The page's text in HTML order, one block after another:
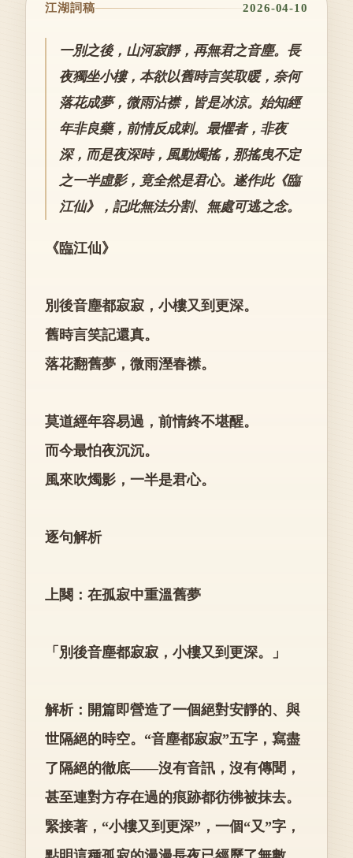
江湖詞稿 2026-04-10
一別之後，山河寂靜，再無君之音塵。長
夜獨坐小樓，本欲以舊時言笑取暖，奈何
落花成夢，微雨沾襟，皆是冰涼。始知經
年非良藥，前情反成刺。最懼者，非夜
深，而是夜深時，風動燭搖，那搖曳不定
之一半虛影，竟全然是君心。遂作此《臨
江仙》，記此無法分割、無處可逃之念。
《臨江仙》
別後音塵都寂寂，小樓又到更深。
舊時言笑記還真。
落花翻舊夢，微雨溼春襟。
莫道經年容易過，前情終不堪醒。
而今最怕夜沉沉。
風來吹燭影，一半是君心。
逐句解析
上闋：在孤寂中重溫舊夢
「別後音塵都寂寂，小樓又到更深。」
解析：開篇即營造了一個絕對安靜的、與
世隔絕的時空。“音塵都寂寂”五字，寫盡
了隔絕的徹底——沒有音訊，沒有傳聞，
甚至連對方存在過的痕跡都彷彿被抹去。
緊接著，“小樓又到更深”，一個“又”字，